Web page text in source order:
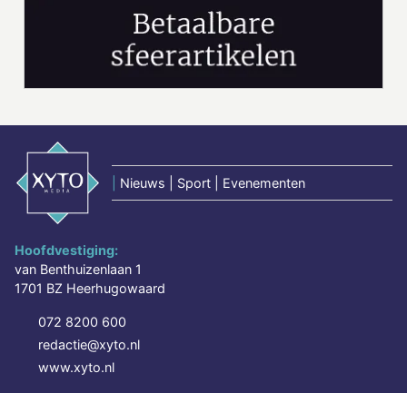
Nieuws | Sport | Evenementen
Hoofdvestiging:
van Benthuizenlaan 1
1701 BZ Heerhugowaard
072 8200 600
redactie@xyto.nl
www.xyto.nl